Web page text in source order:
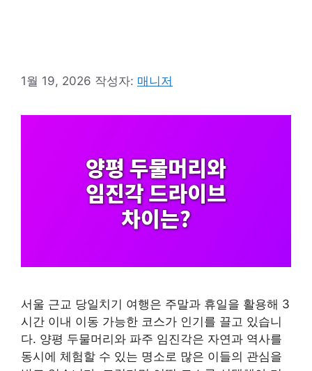
1월 19, 2026 작성자: 매니저
서울 근교 당일치기 여행은 주말과 휴일을 활용해 3
시간 이내 이동 가능한 코스가 인기를 끌고 있습니
다. 양평 두물머리와 파주 임진각은 자연과 역사를
동시에 체험할 수 있는 명소로 많은 이들의 관심을